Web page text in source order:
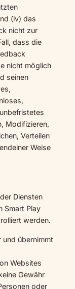
(iv) das
nicht zur
dass die
nicht möglich
seinen
Modifizieren,
Verteilen
Weise
Diensten
Smart Play
werden.
und übernimmt
Websites
Gewähr
oder